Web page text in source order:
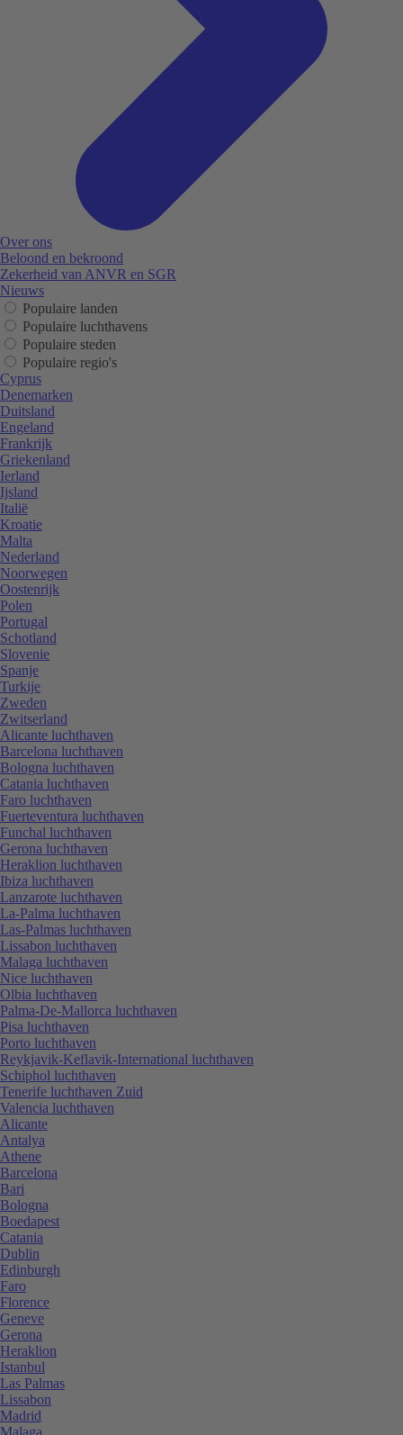
Over ons
Beloond en bekroond
Zekerheid van ANVR en SGR
Nieuws
Populaire landen
Populaire luchthavens
Populaire steden
Populaire regio's
Cyprus
Denemarken
Duitsland
Engeland
Frankrijk
Griekenland
Ierland
Ijsland
Italië
Kroatie
Malta
Nederland
Noorwegen
Oostenrijk
Polen
Portugal
Schotland
Slovenie
Spanje
Turkije
Zweden
Zwitserland
Alicante luchthaven
Barcelona luchthaven
Bologna luchthaven
Catania luchthaven
Faro luchthaven
Fuerteventura luchthaven
Funchal luchthaven
Gerona luchthaven
Heraklion luchthaven
Ibiza luchthaven
Lanzarote luchthaven
La-Palma luchthaven
Las-Palmas luchthaven
Lissabon luchthaven
Malaga luchthaven
Nice luchthaven
Olbia luchthaven
Palma-De-Mallorca luchthaven
Pisa luchthaven
Porto luchthaven
Reykjavik-Keflavik-International luchthaven
Schiphol luchthaven
Tenerife luchthaven Zuid
Valencia luchthaven
Alicante
Antalya
Athene
Barcelona
Bari
Bologna
Boedapest
Catania
Dublin
Edinburgh
Faro
Florence
Geneve
Gerona
Heraklion
Istanbul
Las Palmas
Lissabon
Madrid
Malaga